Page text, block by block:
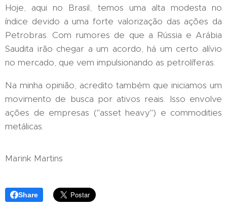
Hoje, aqui no Brasil, temos uma alta modesta no
índice devido a uma forte valorização das ações da
Petrobras. Com rumores de que a Rússia e Arábia
Saudita irão chegar a um acordo, há um certo alívio
no mercado, que vem impulsionando as petrolíferas.
Na minha opinião, acredito também que iniciamos um
movimento de busca por ativos reais. Isso envolve
ações de empresas ("asset heavy") e commodities
metálicas.
Marink Martins
Share